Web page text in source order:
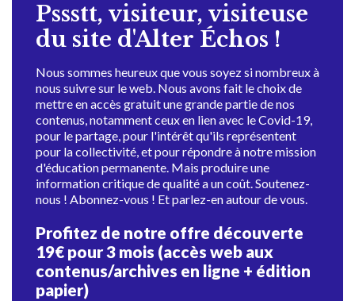
Pssstt, visiteur, visiteuse
du site d'Alter Échos !
Nous sommes heureux que vous soyez si nombreux à
nous suivre sur le web. Nous avons fait le choix de
mettre en accès gratuit une grande partie de nos
contenus, notamment ceux en lien avec le Covid-19,
pour le partage, pour l'intérêt qu'ils représentent
pour la collectivité, et pour répondre à notre mission
d'éducation permanente. Mais produire une
information critique de qualité a un coût. Soutenez-
nous ! Abonnez-vous ! Et parlez-en autour de vous.
Profitez de notre offre découverte
19€ pour 3 mois (accès web aux
contenus/archives en ligne + édition
papier)